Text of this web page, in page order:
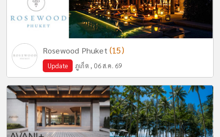
Rosewood Phuket (15)
Update ภูเก็ต , 06 ส.ค. 69